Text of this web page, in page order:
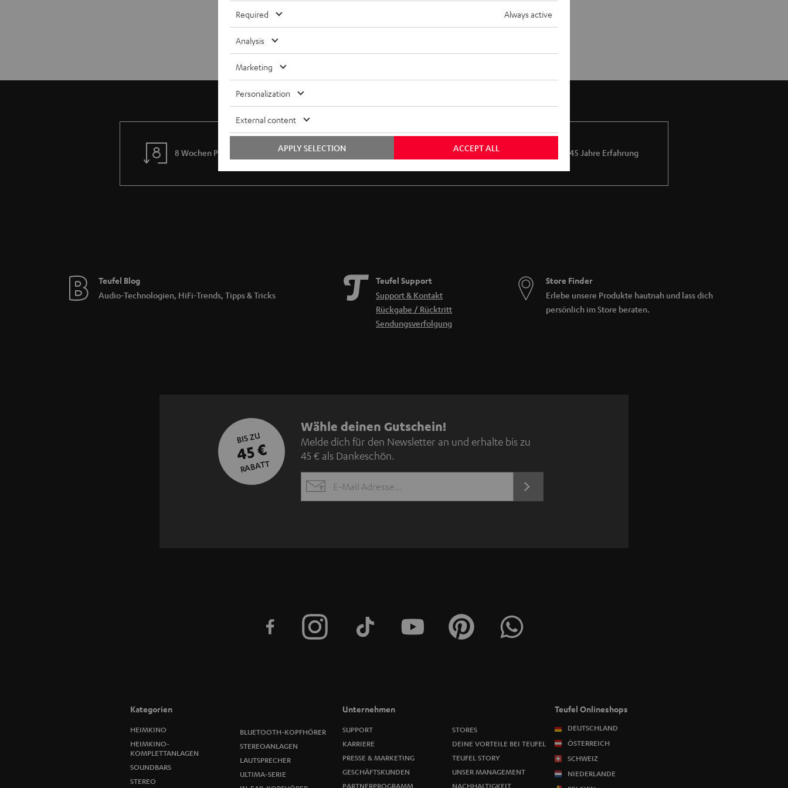
8 Wochen Probehören Gratis Rückversand Inhouse Kundenservice Mehr als 45 Jahre Erfahrung
Teufel Blog
Audio-Technologien, HiFi-Trends, Tipps & Tricks
Teufel Support
Support & Kontakt
Rückgabe / Rücktritt
Sendungsverfolgung
Store Finder
Erlebe unsere Produkte hautnah und lass dich
persönlich im Store beraten.
BIS ZU
45 €
RABATT
N
e
w
s
e
r
e
d
Wähle deinen Gutschein!
Melde dich für den Newsletter an und erhalte bis zu
45 € als Dankeschön.
EMAIL
JETZT
ANMELDEN
Kategorien
HEIMKINO
HEIMKINO-
KOMPLETTANLAGEN
SOUNDBARS
STEREO
BLUETOOTH-KOPFHÖRER
STEREOANLAGEN
LAUTSPRECHER
ULTIMA-SERIE
Unternehmen
SUPPORT
KARRIERE
PRESSE & MARKETING
GESCHÄFTSKUNDEN
PARTNERPROGRAMM
STORES
DEINE VORTEILE BEI TEUFEL
TEUFEL STORY
UNSER MANAGEMENT
NACHHALTIGKEIT
Teufel Onlineshops
DEUTSCHLAND
ÖSTERREICH
SCHWEIZ
NIEDERLANDE
Required Always active
Analysis
Marketing
Personalization
External content
ACCEPT ALL
APPLY SELECTION